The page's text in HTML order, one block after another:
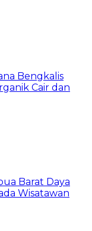
Bengkalis
Cair dan
Barat Daya
Wisatawan